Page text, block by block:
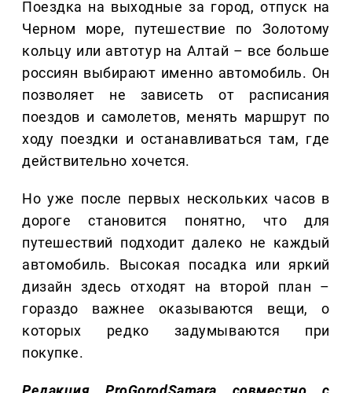
Поездка на выходные за город, отпуск на
Черном море, путешествие по Золотому
кольцу или автотур на Алтай – все больше
россиян выбирают именно автомобиль. Он
позволяет не зависеть от расписания
поездов и самолетов, менять маршрут по
ходу поездки и останавливаться там, где
действительно хочется.
Но уже после первых нескольких часов в
дороге становится понятно, что для
путешествий подходит далеко не каждый
автомобиль. Высокая посадка или яркий
дизайн здесь отходят на второй план –
гораздо важнее оказываются вещи, о
которых редко задумываются при
покупке.